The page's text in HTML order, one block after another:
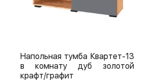
Напольная тумба Квартет-13
в комнату дуб золотой
крафт/графит